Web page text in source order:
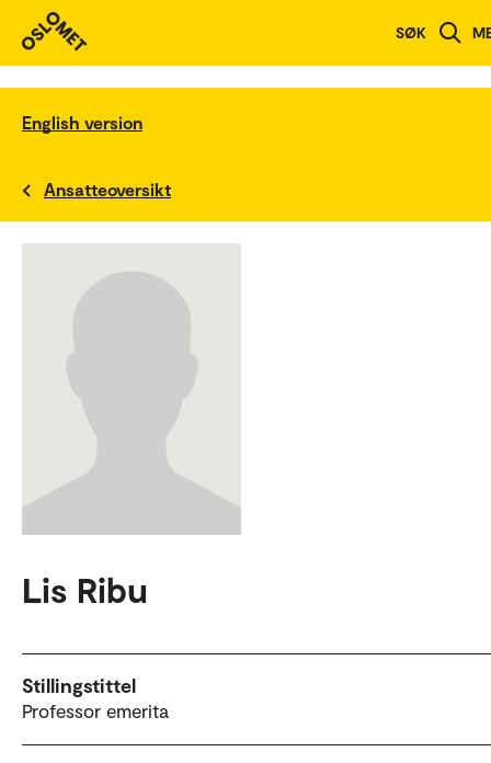
SØK
English version
Ansatteoversikt
Lis Ribu
Stillingstittel
Professor emerita